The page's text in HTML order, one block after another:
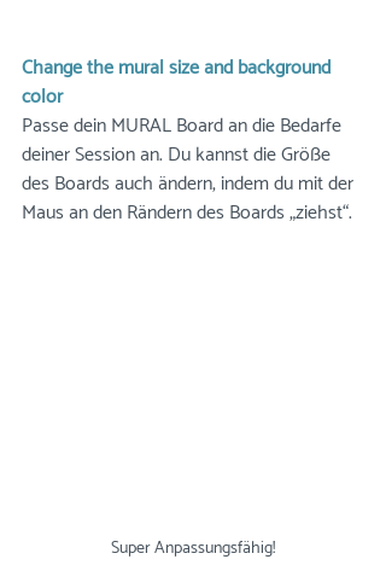
Change the mural size and background
color
Passe dein MURAL Board an die Bedarfe
deiner Session an. Du kannst die Größe
des Boards auch ändern, indem du mit der
Maus an den Rändern des Boards „ziehst“.
Super Anpassungsfähig!